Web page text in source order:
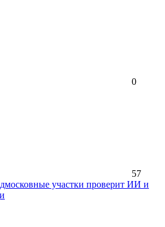
0
57
участки проверит ИИ и